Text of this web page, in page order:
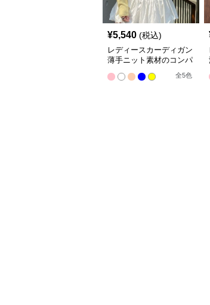
¥5,540 (税込)
レディースカーディガン
薄手ニット素材のコンパ
全5色